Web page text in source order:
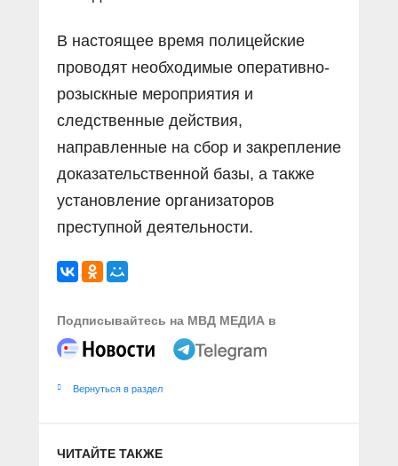
В настоящее время полицейские
проводят необходимые оперативно-
розыскные мероприятия и
следственные действия,
направленные на сбор и закрепление
доказательственной базы, а также
установление организаторов
преступной деятельности.
Подписывайтесь на МВД МЕДИА в
Вернуться в раздел
ЧИТАЙТЕ ТАКЖЕ